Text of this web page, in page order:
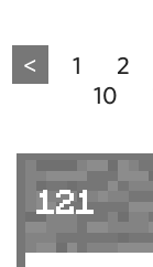
< 1 2
10
121